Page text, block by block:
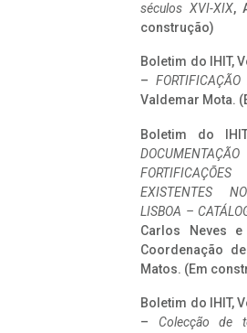
séculos XVI-XIX,
construção)
Boletim do IHIT,
–
Valdemar Mota.
Boletim do
EXISTENTES
LISBOA –
Carlos Neves
Coordenação
Matos. (Em
Boletim do IHIT,
– Colecção de